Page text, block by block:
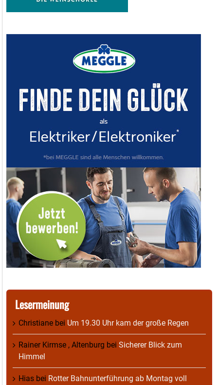
Lesermeinung
Christiane bei Um 19.30 Uhr kam der große Regen
Rainer Kirmse , Altenburg bei Sicherer Blick zum
Himmel
Hias bei Rotter Bahnunterführung ab Montag voll